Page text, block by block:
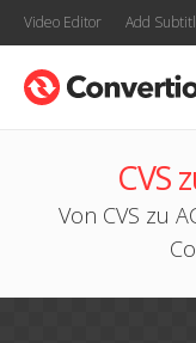
Video Editor Add
CVS
Von CVS zu